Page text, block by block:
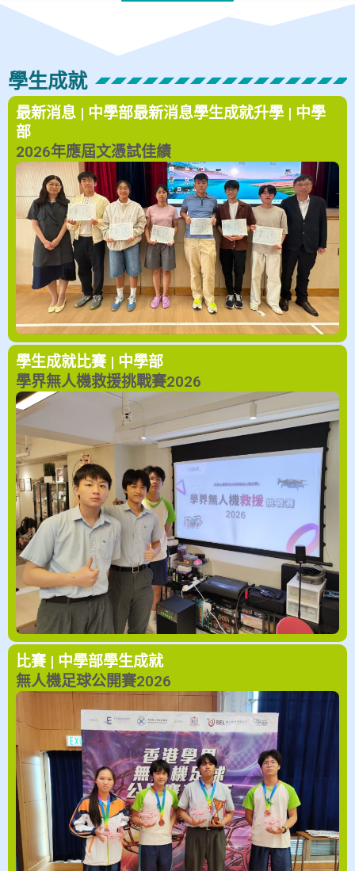
學生成就
最新消息 | 中學部最新消息學生成就升學 | 中學
部
2026年應屆文憑試佳績
學生成就比賽 | 中學部
學界無人機救援挑戰賽2026
比賽 | 中學部學生成就
無人機足球公開賽2026